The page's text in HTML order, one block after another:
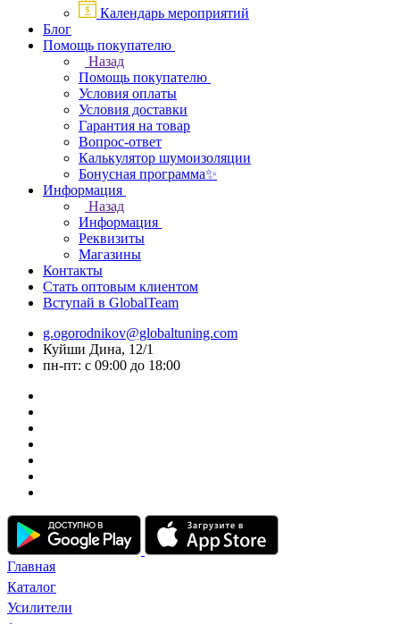
Календарь мероприятий
Блог
Помощь покупателю
Назад
Помощь покупателю
Условия оплаты
Условия доставки
Гарантия на товар
Вопрос-ответ
Калькулятор шумоизоляции
Бонусная программа✨
Информация
Назад
Информация
Реквизиты
Магазины
Контакты
Стать оптовым клиентом
Вступай в GlobalTeam
g.ogorodnikov@globaltuning.com
Куйши Дина, 12/1
пн-пт: с 09:00 до 18:00
Главная
Каталог
Усилители